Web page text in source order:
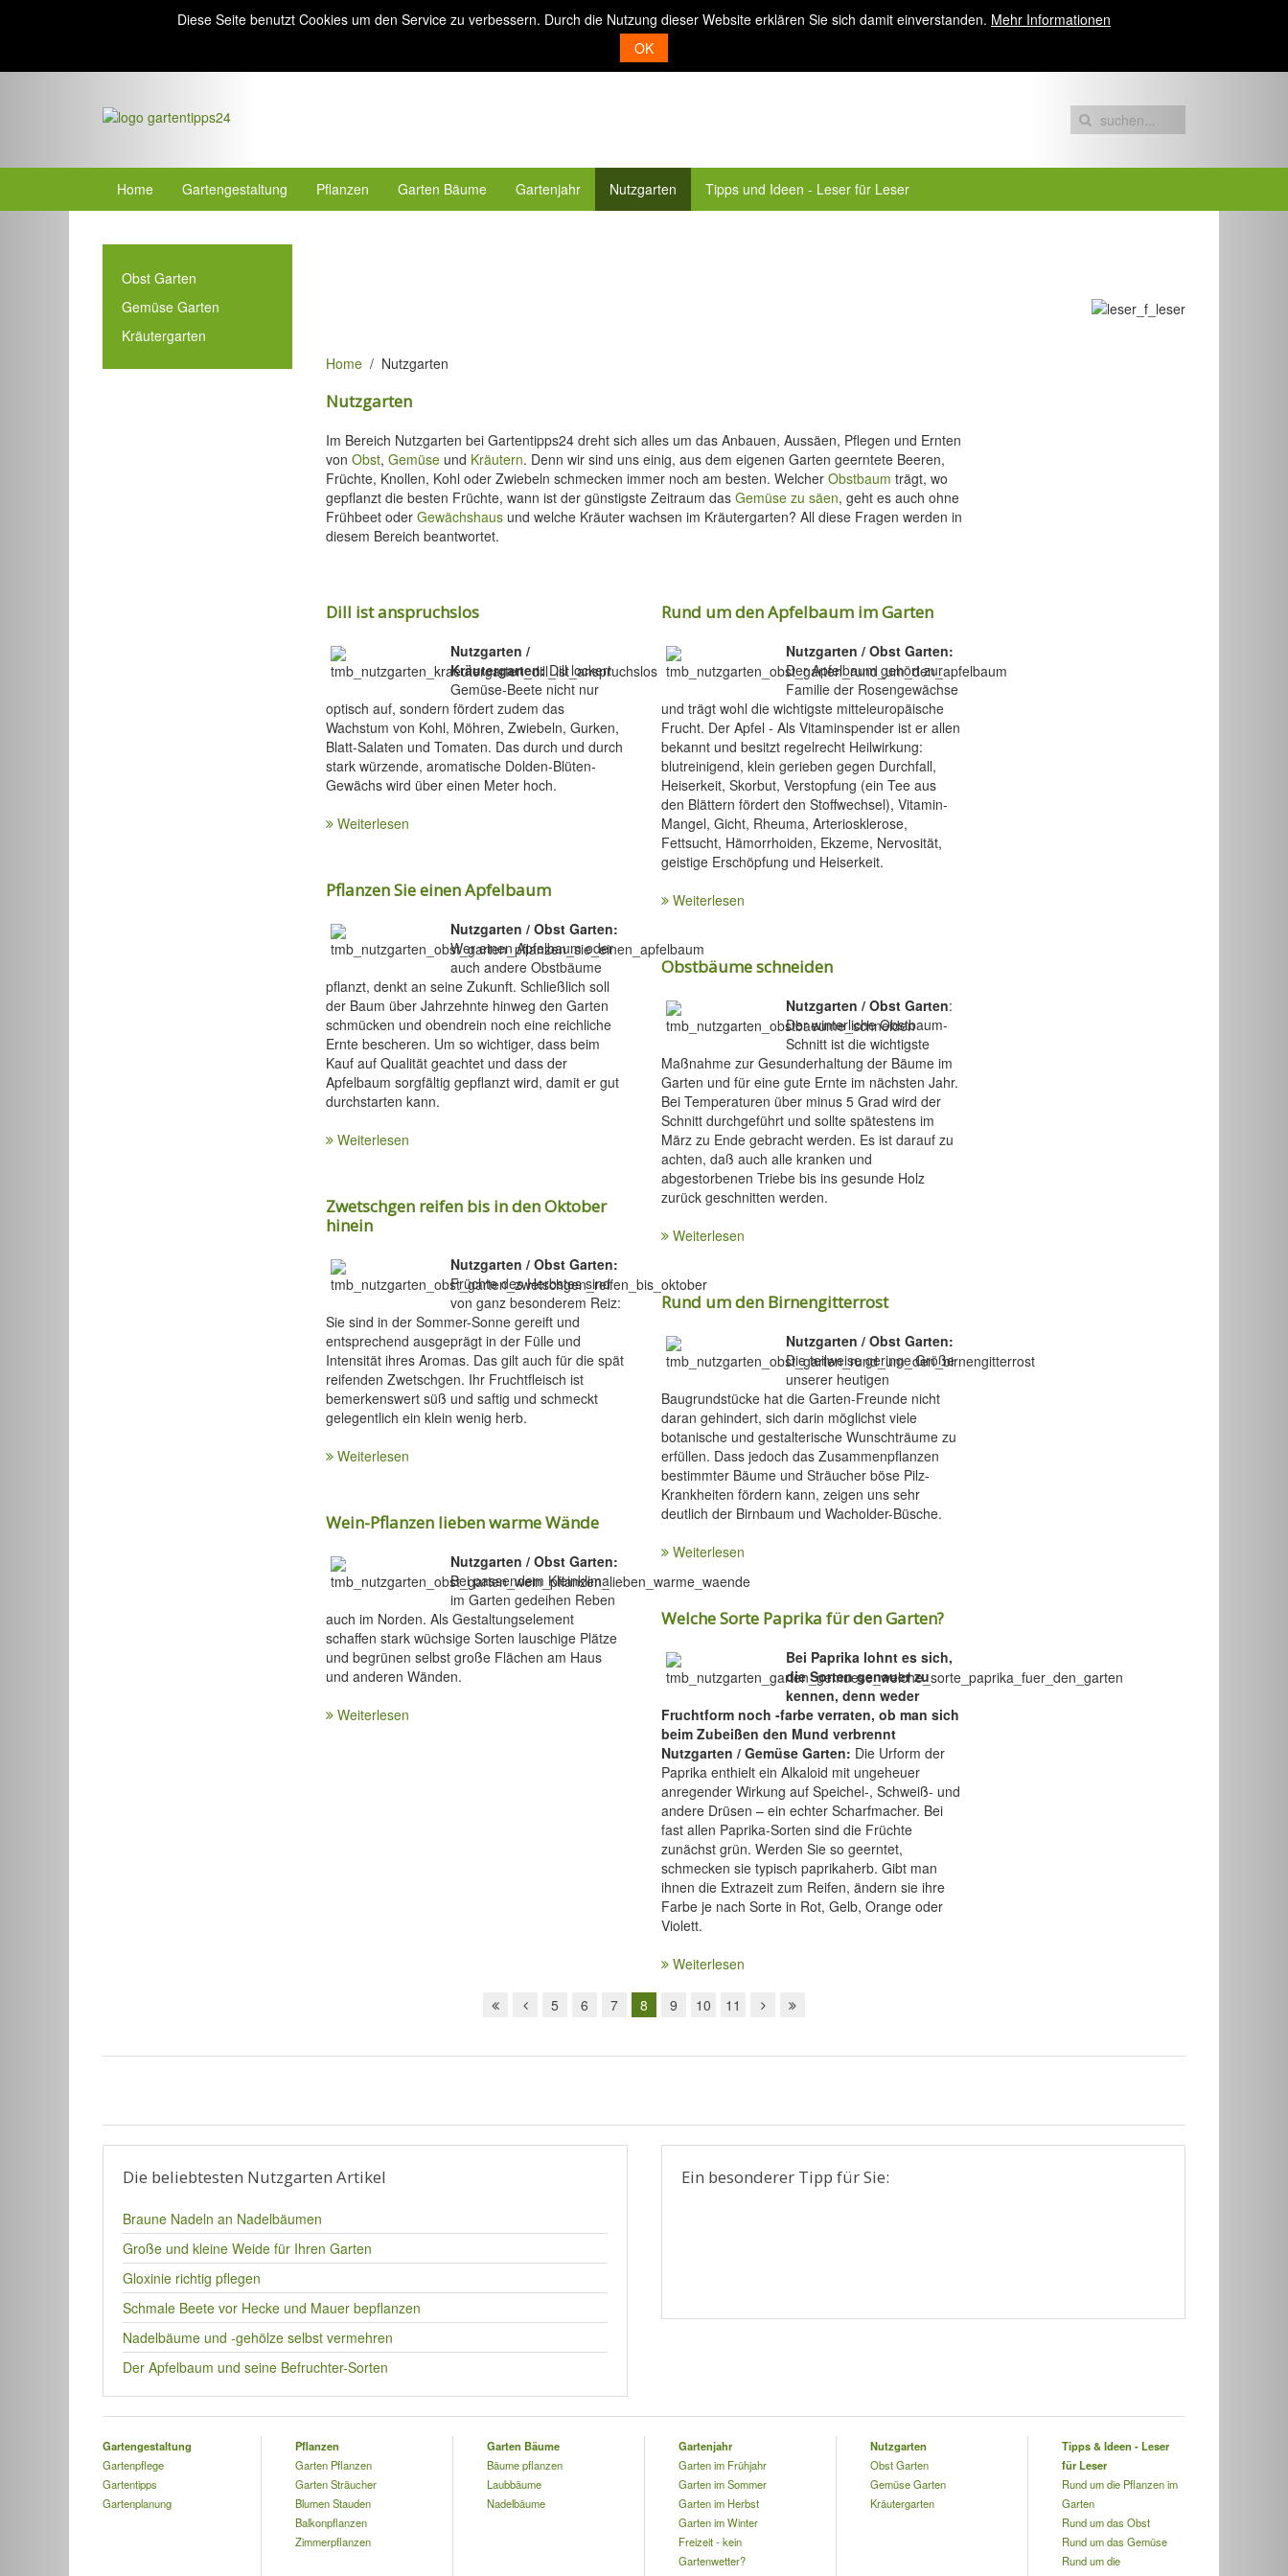
Diese Seite benutzt Cookies um den Service zu verbessern. Durch die Nutzung dieser Website erklären Sie sich damit einverstanden. Mehr Informationen
OK
Home Gartengestaltung Pflanzen Garten Bäume Gartenjahr Nutzgarten Tipps und Ideen - Leser für Leser
Home Nutzgarten
Nutzgarten
Im Bereich Nutzgarten bei Gartentipps24 dreht sich alles um das Anbauen, Aussäen, Pflegen und Ernten
von Obst, Gemüse und Kräutern. Denn wir sind uns einig, aus dem eigenen Garten geerntete Beeren,
Früchte, Knollen, Kohl oder Zwiebeln schmecken immer noch am besten. Welcher Obstbaum trägt, wo
gepflanzt die besten Früchte, wann ist der günstigste Zeitraum das Gemüse zu säen, geht es auch ohne
Frühbeet oder Gewächshaus und welche Kräuter wachsen im Kräutergarten? All diese Fragen werden in
diesem Bereich beantwortet.
Dill ist anspruchslos
Nutzgarten /
Kräutergarten:Dill lockert
Gemüse-Beete nicht nur
optisch auf, sondern fördert zudem das
Wachstum von Kohl, Möhren, Zwiebeln, Gurken,
Blatt-Salaten und Tomaten. Das durch und durch
stark würzende, aromatische Dolden-Blüten-
Gewächs wird über einen Meter hoch.
Weiterlesen
Pflanzen Sie einen Apfelbaum
Nutzgarten / Obst Garten:
Wer einen Apfelbaum oder
auch andere Obstbäume
pflanzt, denkt an seine Zukunft. Schließlich soll
der Baum über Jahrzehnte hinweg den Garten
schmücken und obendrein noch eine reichliche
Ernte bescheren. Um so wichtiger, dass beim
Kauf auf Qualität geachtet und dass der
Apfelbaum sorgfältig gepflanzt wird, damit er gut
durchstarten kann.
Weiterlesen
Zwetschgen reifen bis in den Oktober
hinein
Nutzgarten / Obst Garten:
Früchte des Herbstes sind
von ganz besonderem Reiz:
Sie sind in der Sommer-Sonne gereift und
entsprechend ausgeprägt in der Fülle und
Intensität ihres Aromas. Das gilt auch für die spät
reifenden Zwetschgen. Ihr Fruchtfleisch ist
bemerkenswert süß und saftig und schmeckt
gelegentlich ein klein wenig herb.
Weiterlesen
Wein-Pflanzen lieben warme Wände
Nutzgarten / Obst Garten:
Bei passendem Kleinklima
im Garten gedeihen Reben
auch im Norden. Als Gestaltungselement
schaffen stark wüchsige Sorten lauschige Plätze
und begrünen selbst große Flächen am Haus
und anderen Wänden.
Weiterlesen
Rund um den Apfelbaum im Garten
Nutzgarten / Obst Garten:
Der Apfelbaum gehört zur
Familie der Rosengewächse
und trägt wohl die wichtigste mitteleuropäische
Frucht. Der Apfel - Als Vitaminspender ist er allen
bekannt und besitzt regelrecht Heilwirkung:
blutreinigend, klein gerieben gegen Durchfall,
Heiserkeit, Skorbut, Verstopfung (ein Tee aus
den Blättern fördert den Stoffwechsel), Vitamin-
Mangel, Gicht, Rheuma, Arteriosklerose,
Fettsucht, Hämorrhoiden, Ekzeme, Nervosität,
geistige Erschöpfung und Heiserkeit.
Weiterlesen
Obstbäume schneiden
Nutzgarten / Obst Garten:
Der winterliche Obstbaum-
Schnitt ist die wichtigste
Maßnahme zur Gesunderhaltung der Bäume im
Garten und für eine gute Ernte im nächsten Jahr.
Bei Temperaturen über minus 5 Grad wird der
Schnitt durchgeführt und sollte spätestens im
März zu Ende gebracht werden. Es ist darauf zu
achten, daß auch alle kranken und
abgestorbenen Triebe bis ins gesunde Holz
zurück geschnitten werden.
Weiterlesen
Rund um den Birnengitterrost
Nutzgarten / Obst Garten:
Die teilweise geringe Größe
unserer heutigen
Baugrundstücke hat die Garten-Freunde nicht
daran gehindert, sich darin möglichst viele
botanische und gestalterische Wunschträume zu
erfüllen. Dass jedoch das Zusammenpflanzen
bestimmter Bäume und Sträucher böse Pilz-
Krankheiten fördern kann, zeigen uns sehr
deutlich der Birnbaum und Wacholder-Büsche.
Weiterlesen
Welche Sorte Paprika für den Garten?
Bei Paprika lohnt es sich,
die Sorten genauer zu
kennen, denn weder
Fruchtform noch -farbe verraten, ob man sich
beim Zubeißen den Mund verbrennt
Nutzgarten / Gemüse Garten: Die Urform der
Paprika enthielt ein Alkaloid mit ungeheuer
anregender Wirkung auf Speichel-, Schweiß- und
andere Drüsen – ein echter Scharfmacher. Bei
fast allen Paprika-Sorten sind die Früchte
zunächst grün. Werden Sie so geerntet,
schmecken sie typisch paprikaherb. Gibt man
ihnen die Extrazeit zum Reifen, ändern sie ihre
Farbe je nach Sorte in Rot, Gelb, Orange oder
Violett.
Weiterlesen
5 6 7 8 9 10 11
Obst Garten
Gemüse Garten
Kräutergarten
Die beliebtesten Nutzgarten Artikel
Braune Nadeln an Nadelbäumen
Große und kleine Weide für Ihren Garten
Gloxinie richtig pflegen
Schmale Beete vor Hecke und Mauer bepflanzen
Nadelbäume und -gehölze selbst vermehren
Der Apfelbaum und seine Befruchter-Sorten
Ein besonderer Tipp für Sie:
Gartengestaltung
Gartenpflege
Gartentipps
Gartenplanung
Pflanzen
Garten Pflanzen
Garten Sträucher
Blumen Stauden
Balkonpflanzen
Zimmerpflanzen
Garten Bäume
Bäume pflanzen
Laubbäume
Nadelbäume
Gartenjahr
Garten im Frühjahr
Garten im Sommer
Garten im Herbst
Garten im Winter
Freizeit - kein
Gartenwetter?
Nutzgarten
Obst Garten
Gemüse Garten
Kräutergarten
Tipps & Ideen - Leser
für Leser
Rund um die Pflanzen im
Garten
Rund um das Obst
Rund um das Gemüse
Rund um die